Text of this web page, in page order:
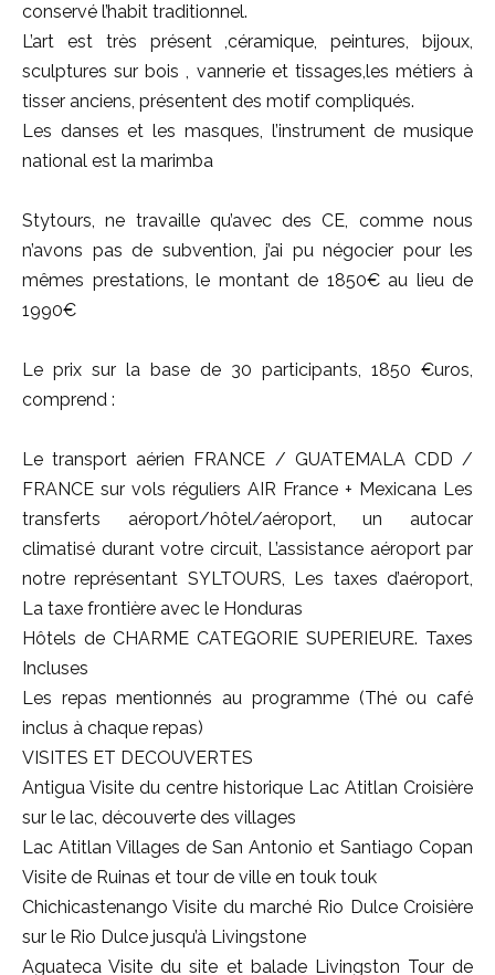
conservé l’habit traditionnel.
L’art est très présent ,céramique, peintures, bijoux,
sculptures sur bois , vannerie et tissages,les métiers à
tisser anciens, présentent des motif compliqués.
Les danses et les masques, l’instrument de musique
national est la marimba
Stytours, ne travaille qu’avec des CE, comme nous
n’avons pas de subvention, j’ai pu négocier pour les
mêmes prestations, le montant de 1850€ au lieu de
1990€
Le prix sur la base de 30 participants, 1850 €uros,
comprend :
Le transport aérien FRANCE / GUATEMALA CDD /
FRANCE sur vols réguliers AIR France + Mexicana Les
transferts aéroport/hôtel/aéroport, un autocar
climatisé durant votre circuit, L’assistance aéroport par
notre représentant SYLTOURS, Les taxes d’aéroport,
La taxe frontière avec le Honduras
Hôtels de CHARME CATEGORIE SUPERIEURE. Taxes
Incluses
Les repas mentionnés au programme (Thé ou café
inclus à chaque repas)
VISITES ET DECOUVERTES
Antigua Visite du centre historique Lac Atitlan Croisière
sur le lac, découverte des villages
Lac Atitlan Villages de San Antonio et Santiago Copan
Visite de Ruinas et tour de ville en touk touk
Chichicastenango Visite du marché Rio Dulce Croisière
sur le Rio Dulce jusqu’à Livingstone
Aguateca Visite du site et balade Livingston Tour de